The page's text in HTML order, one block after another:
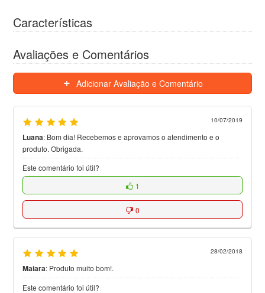
Características
Avaliações e Comentários
Adicionar Avaliação e Comentário
10/07/2019
Luana: Bom dia! Recebemos e aprovamos o atendimento e o
produto. Obrigada.
Este comentário foi útil?
1
0
28/02/2018
Maiara: Produto muito bom!.
Este comentário foi útil?